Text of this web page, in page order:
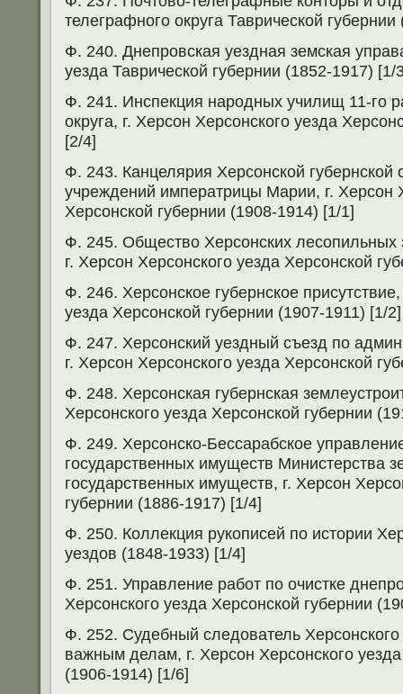
телеграфного округа Таврической
Ф. 240. Днепровская уездная земская
уезда Таврической губернии (1852-1917) [1/
Ф. 241. Инспекция народных училищ 11-го
округа, г. Херсон Херсонского уезда
[2/4]
Ф. 243. Канцелярия Херсонской губернской
учреждений императрицы Марии, г. Херсон
Херсонской губернии (1908-1914) [1/1]
Ф. 245. Общество Херсонских лесопильных
г. Херсон Херсонского уезда Херсонской
Ф. 246. Херсонское губернское
уезда Херсонской губернии (1907-1911) [1/2]
Ф. 247. Херсонский уездный съезд по
г. Херсон Херсонского уезда Херсонской
Ф. 248. Херсонская губернская
Херсонского уезда Херсонской губернии
Ф. 249. Херсонско-Бессарабское
государственных имуществ Министерства
государственных имуществ, г. Херсон
губернии (1886-1917) [1/4]
Ф. 250. Коллекция рукописей по истории
уездов (1848-1933) [1/4]
Ф. 251. Управление работ по очистке
Херсонского уезда Херсонской губернии
Ф. 252. Судебный следователь Херсонского
важным делам, г. Херсон Херсонского
(1906-1914) [1/6]